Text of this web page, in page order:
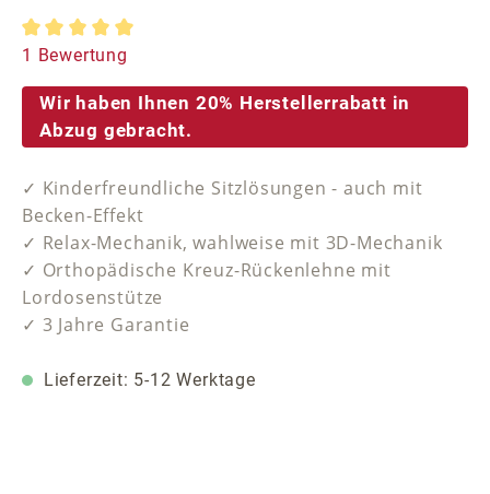
Durchschnittliche Bewertung von 5 von 5 Sternen
1 Bewertung
Wir haben Ihnen 20% Herstellerrabatt in
Abzug gebracht.
✓ Kinderfreundliche Sitzlösungen - auch mit
Becken-Effekt
✓ Relax-Mechanik, wahlweise mit 3D-Mechanik
✓ Orthopädische Kreuz-Rückenlehne mit
Lordosenstütze
✓ 3 Jahre Garantie
Lieferzeit: 5-12 Werktage